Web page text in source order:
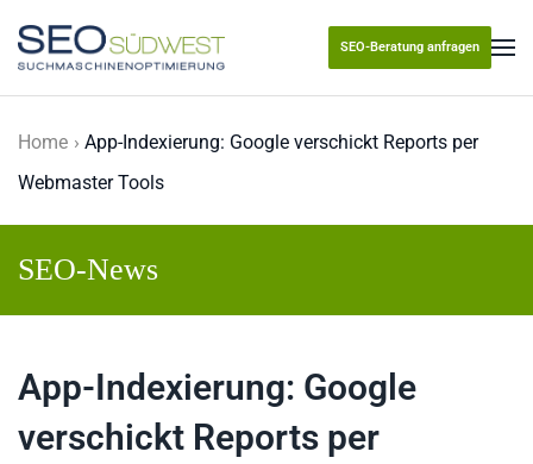
Skip to main content
SEO-Beratung anfragen
Home
App-Indexierung: Google verschickt Reports per
Webmaster Tools
SEO-News
App-Indexierung: Google
verschickt Reports per